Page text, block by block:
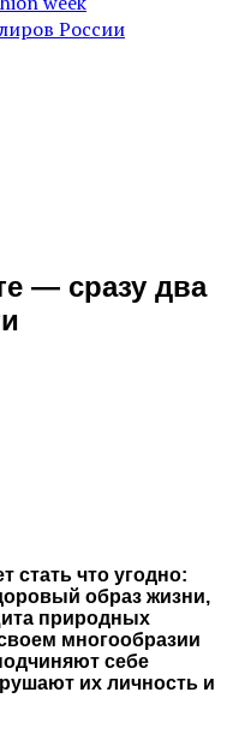
России
— сразу два
стать что угодно:
образ жизни,
природных
многообразии
себе
их личность и